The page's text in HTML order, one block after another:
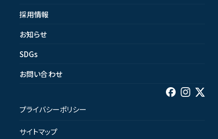
採用情報
お知らせ
SDGs
お問い合わせ
プライバシーポリシー
サイトマップ